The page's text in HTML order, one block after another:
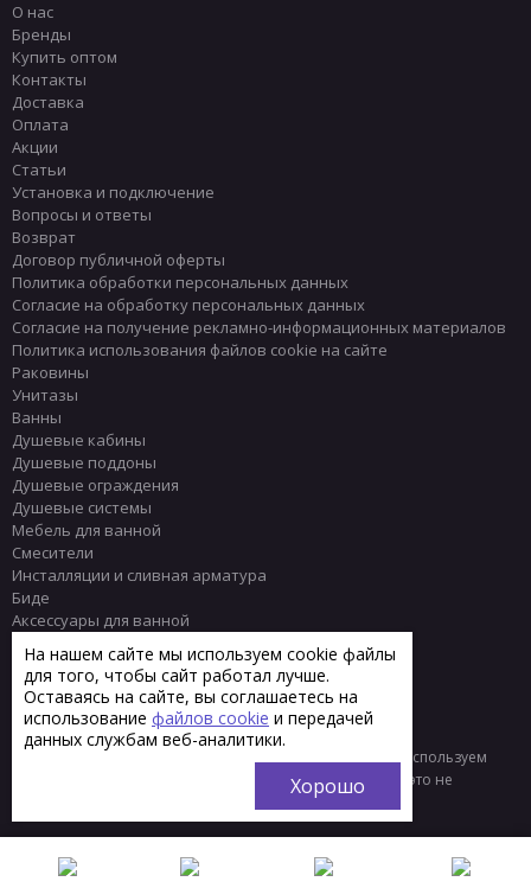
О нас
Бренды
Купить оптом
Контакты
Доставка
Оплата
Акции
Статьи
Установка и подключение
Вопросы и ответы
Возврат
Договор публичной оферты
Политика обработки персональных данных
Согласие на обработку персональных данных
Согласие на получение рекламно-информационных материалов
Политика использования файлов cookie на сайте
Раковины
Унитазы
Ванны
Душевые кабины
Душевые поддоны
Душевые ограждения
Душевые системы
Мебель для ванной
Смесители
Инсталляции и сливная арматура
Биде
Аксессуары для ванной
Полотенцесушители
Комплектующие
Плитка
© 2013 - 2026 Интернет-магазин сантехники Тренд
Мы используем
файлы «cookie» для функционирования сайта. Если вас это не
На нашем сайте мы используем cookie файлы
для того, чтобы сайт работал лучше.
Оставаясь на сайте, вы соглашаетесь на
использование файлов cookie и передачей
данных службам веб-аналитики.
Хорошо